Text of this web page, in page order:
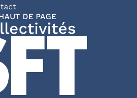
de page
DE PAGE